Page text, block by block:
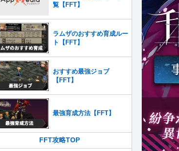
覧【FFT】
ラムザのおすすめ育成ルー
ト【FFT】
おすすめ最強ジョブ
【FFT】
最強育成方法【FFT】
FFT攻略TOP